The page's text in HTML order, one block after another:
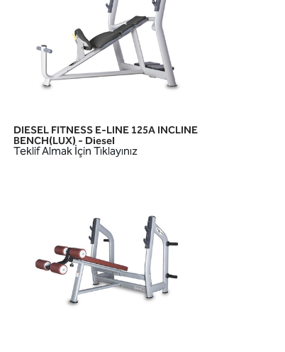
HIZLI GÖRÜNÜM
DIESEL FITNESS E-LINE 125A INCLINE
BENCH(LUX) - Diesel
Teklif Almak İçin Tıklayınız